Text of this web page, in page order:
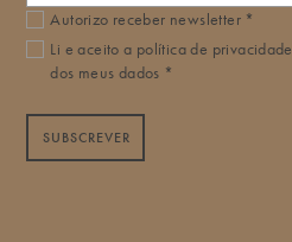
Autorizo receber newsletter *
Li e aceito a política de privacidade
dos meus dados *
SUBSCREVER